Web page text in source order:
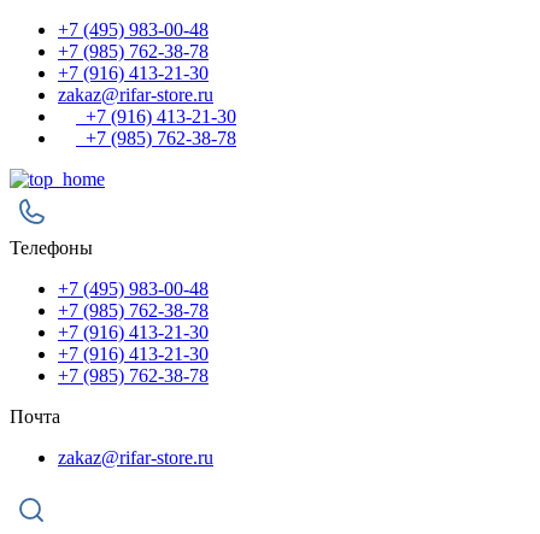
+7 (495) 983-00-48
+7 (985) 762-38-78
+7 (916) 413-21-30
zakaz@rifar-store.ru
+7 (916) 413-21-30
+7 (985) 762-38-78
Телефоны
+7 (495) 983-00-48
+7 (985) 762-38-78
+7 (916) 413-21-30
+7 (916) 413-21-30
+7 (985) 762-38-78
Почта
zakaz@rifar-store.ru